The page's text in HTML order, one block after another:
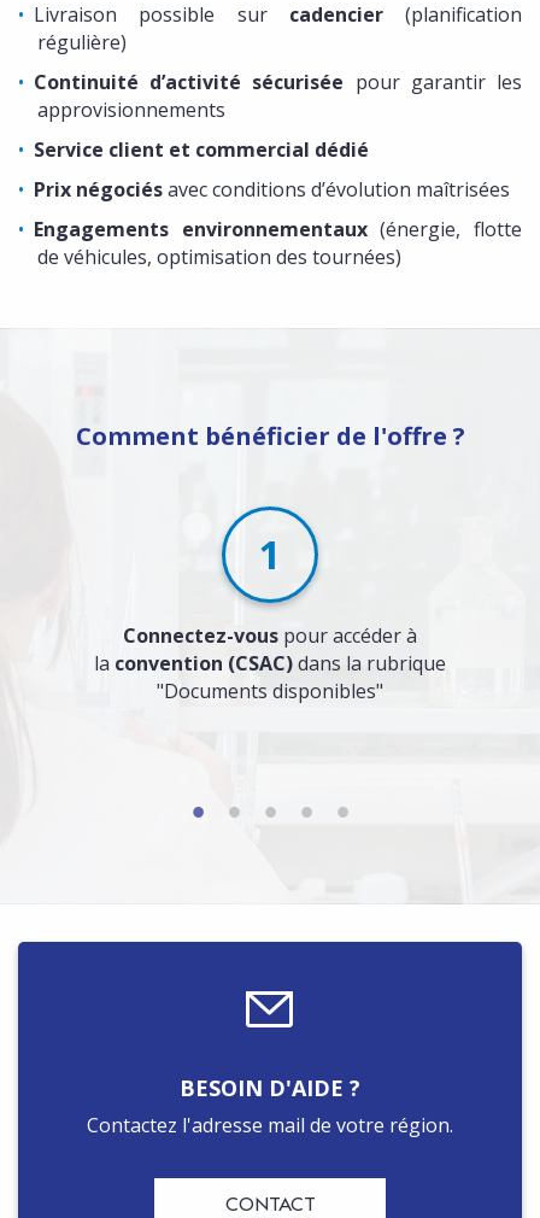
Livraison possible sur cadencier(planification
régulière)
Continuité d’activité sécurisée pour garantir les
approvisionnements
Service client et commercial dédié
Prix négociésavec conditions d’évolution maîtrisées
Engagements environnementaux(énergie, flotte
de véhicules, optimisation des tournées)
Comment bénéficier de l'offre ?
1
Connectez-vous pour accéder à
la convention (CSAC)dans la rubrique
"Documents disponibles"
BESOIN D'AIDE ?
Contactez l'adresse mail de votre région.
CONTACT